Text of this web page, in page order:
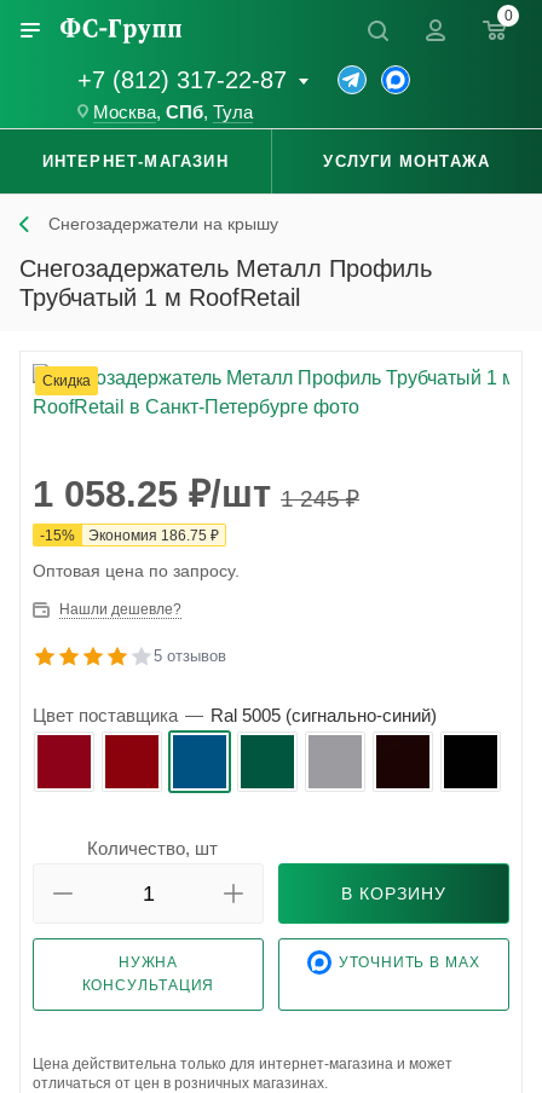
+7 (812) 317-22-87
Москва, СПб, Тула
0
ИНТЕРНЕТ-МАГАЗИН УСЛУГИ МОНТАЖА
Снегозадержатели на крышу
Снегозадержатель Металл Профиль
Трубчатый 1 м RoofRetail
Скидка
1 058.25 ₽/шт 1 245₽
-15% Экономия 186.75 ₽
Оптовая цена по запросу.
Нашли дешевле?
5 отзывов
Цвет поставщика — Ral 5005 (сигнально-синий)
Количество, шт
В КОРЗИНУ
НУЖНА
КОНСУЛЬТАЦИЯ
УТОЧНИТЬ В MAX
Цена действительна только для интернет-магазина и может
отличаться от цен в розничных магазинах.